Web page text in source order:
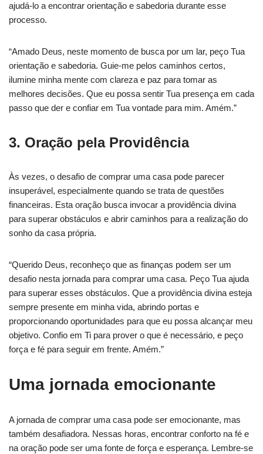
ajudá-lo a encontrar orientação e sabedoria durante esse
processo.
“Amado Deus, neste momento de busca por um lar, peço Tua
orientação e sabedoria. Guie-me pelos caminhos certos,
ilumine minha mente com clareza e paz para tomar as
melhores decisões. Que eu possa sentir Tua presença em cada
passo que der e confiar em Tua vontade para mim. Amém.”
3. Oração pela Providência
Às vezes, o desafio de comprar uma casa pode parecer
insuperável, especialmente quando se trata de questões
financeiras. Esta oração busca invocar a providência divina
para superar obstáculos e abrir caminhos para a realização do
sonho da casa própria.
“Querido Deus, reconheço que as finanças podem ser um
desafio nesta jornada para comprar uma casa. Peço Tua ajuda
para superar esses obstáculos. Que a providência divina esteja
sempre presente em minha vida, abrindo portas e
proporcionando oportunidades para que eu possa alcançar meu
objetivo. Confio em Ti para prover o que é necessário, e peço
força e fé para seguir em frente. Amém.”
Uma jornada emocionante
A jornada de comprar uma casa pode ser emocionante, mas
também desafiadora. Nessas horas, encontrar conforto na fé e
na oração pode ser uma fonte de força e esperança. Lembre-se